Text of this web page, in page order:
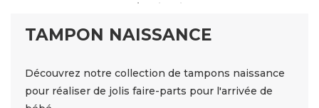
TAMPON NAISSANCE
Découvrez notre collection de tampons naissance
pour réaliser de jolis faire-parts pour l'arrivée de